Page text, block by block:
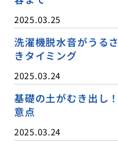
2025.03.25
洗濯機脱水音がうる
きタイミング
2025.03.24
基礎の土がむき出し
意点
2025.03.24